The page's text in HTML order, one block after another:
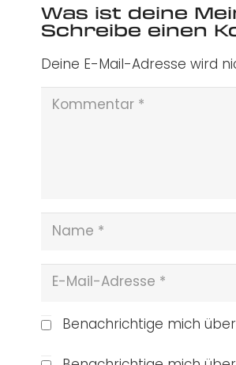
Was ist deine
Schreibe einen
Deine E-Mail-Adresse wird
Benachrichtige mich